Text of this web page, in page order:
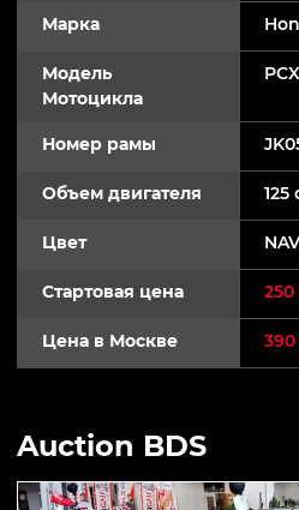
Марка
Модель
Мотоцикла
Номер рамы
Объем двигателя 125
Цвет
Стартовая цена
Цена в Москве
Auction BDS